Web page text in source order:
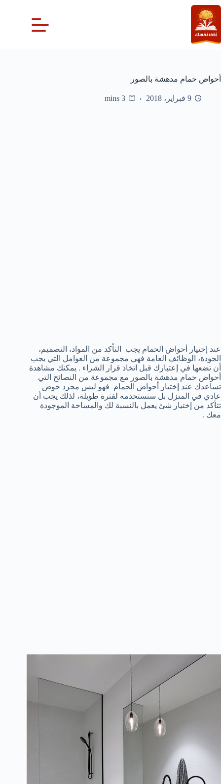
التجاوز
إلى
المحتوى
أحواض حمام مدهشة بالصور
9 فبراير، 2018 3 mins
عند إختيار أحواض الحمام يجب التأكد من المواد، التصميم،
الجودة، الوظائف العامة فهي مجموعة من العوامل التي يجب
أن تضعها في إعتبارك قبل اتخاذ قرار الشراء . يمكنك مشاهدة
أحواض حمام مدهشة بالصور مع مجموعة من النصائح التي
تساعدك عند إختيار أحواض الحمام فهو ليس مجرد حوض
عادي في المنزل بل ستستخدمه لفترة طويلة، لذلك يجب أن
تتأكد من إختيار شئ يعمل بالنسبة لك والمساحة الموجودة
معك .